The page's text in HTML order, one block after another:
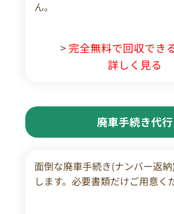
ん。
> 完全無料で回収でき
詳しく見る
廃車手続き代行
面倒な廃車手続き(ナンバー返
します。必要書類だけご用意く